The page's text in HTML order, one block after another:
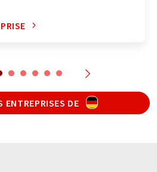
ENTREPRISES DE